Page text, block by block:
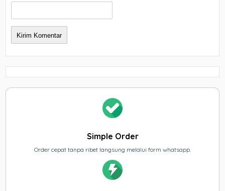
Simple Order
Order cepat tanpa ribet langsung melalui form whatsapp.